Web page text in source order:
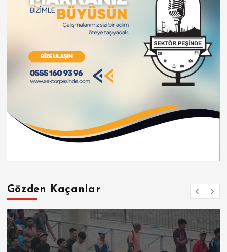
Gözden Kaçanlar